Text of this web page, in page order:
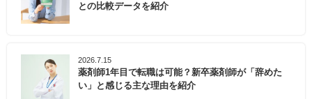
との比較データを紹介
2026.7.15
薬剤師1年目で転職は可能？新卒薬剤師が「辞めた
い」と感じる主な理由を紹介